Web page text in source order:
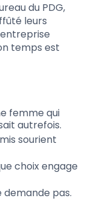
du PDG,
leurs
temps est
femme qui
autrefois.
sourient
choix engage
demande pas.